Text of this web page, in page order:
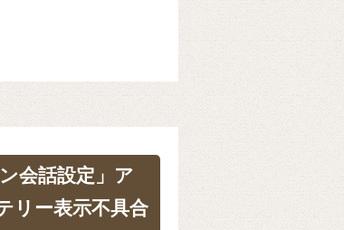
会話設定」ア
リー表示不具合